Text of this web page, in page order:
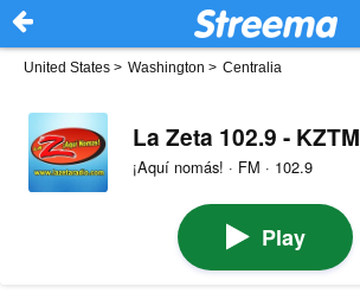
United States > Washington > Centralia
La Zeta 102.9 - KZTM
¡Aquí nomás! · FM · 102.9
Play